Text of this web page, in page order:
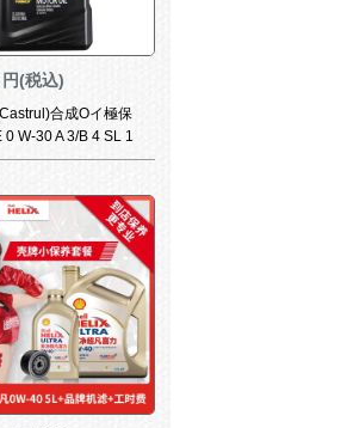
(税込)
合成Oイ極保
0 W-30 A 3/B 4 SL 1
カ原装入力